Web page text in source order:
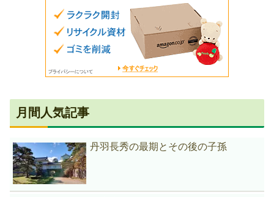
月間人気記事
丹羽長秀の最期とその後の子孫